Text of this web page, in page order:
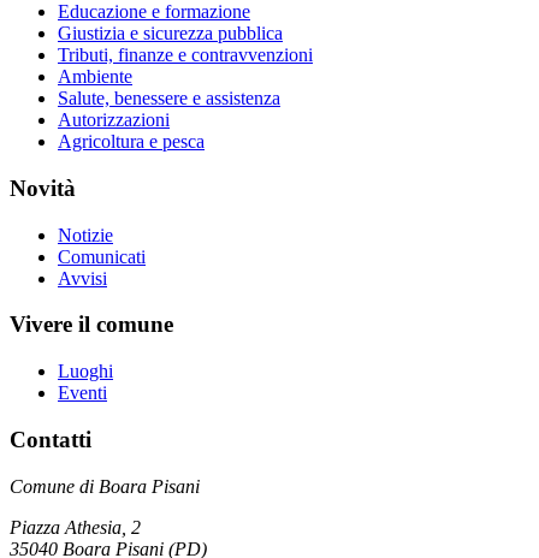
Educazione e formazione
Giustizia e sicurezza pubblica
Tributi, finanze e contravvenzioni
Ambiente
Salute, benessere e assistenza
Autorizzazioni
Agricoltura e pesca
Novità
Notizie
Comunicati
Avvisi
Vivere il comune
Luoghi
Eventi
Contatti
Comune di Boara Pisani
Piazza Athesia, 2
35040 Boara Pisani (PD)